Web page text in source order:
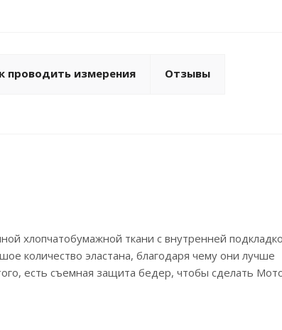
проводить измерения Отзывы
хлопчатобумажной ткани с внутренней
количество эластана, благодаря чему они лучше
есть съемная защита бедер, чтобы сделать